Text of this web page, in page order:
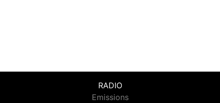
RADIO
Emissions